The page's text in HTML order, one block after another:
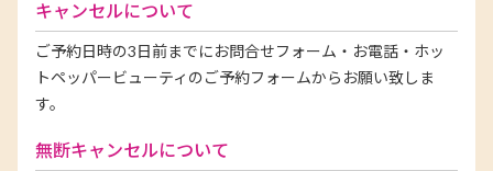
キャンセルについて
ご予約日時の3日前までにお問合せフォーム・お電話・ホッ
トペッパービューティのご予約フォームからお願い致しま
す。
無断キャンセルについて